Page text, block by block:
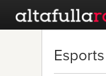
Esports